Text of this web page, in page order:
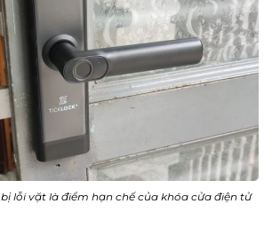
lỗi vặt là điểm hạn chế của khóa cửa điện tử